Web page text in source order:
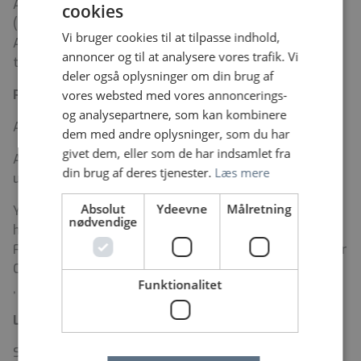
Afdelingen har ca 600 ansatte, fordelt på 4 matrikler
(Aabenraa, Vejle, Odense og Esbjerg). Ambulatoriet i
Aabenraa har ca. 70 medarbejdere, der arbejder
tværfagligt i aldersopdelte teams.
Praktiske oplysninger:
Ansøgningsfristen den 18. juni 2026
Ansættelsessamtaler afholdes løbende, fortrinsvis i
uge 26
Yderligere oplysninger om stillingen fås ved
henvendelse tilAfdelingslæge Sarah Leth De
Fønss tlf 99446525,
sarah.leth.de.fons@rsyd.dk
eller
Oversygeplejerske Pia Kaasgaard, tlf. 24872700
,
pia.kaasgaard@rsyd.dk
Løn og ansættelsesvilkår:
Stillingen aflønnes efter gældende overenskomst
cookies
Vi bruger cookies til at tilpasse indhold,
annoncer og til at analysere vores trafik. Vi
deler også oplysninger om din brug af
vores websted med vores annoncerings-
og analysepartnere, som kan kombinere
dem med andre oplysninger, som du har
givet dem, eller som de har indsamlet fra
din brug af deres tjenester. Læs mere
Absolut
nødvendige
Ydeevne Målretning
Funktionalitet